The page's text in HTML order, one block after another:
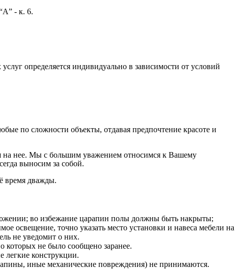
- к. 6.
определяется индивидуально в зависимости от условий
по сложности объекты, отдавая предпочтение красоте и
на нее. Мы с большим уважением относимся к Вашему
выносим за собой.
время дважды.
во избежание царапин полы должны быть накрыты;
освещение, точно указать место установки и навеса мебели на
не уведомит о них.
которых не было сообщено заранее.
легкие конструкции.
иные механические повреждения) не принимаются.